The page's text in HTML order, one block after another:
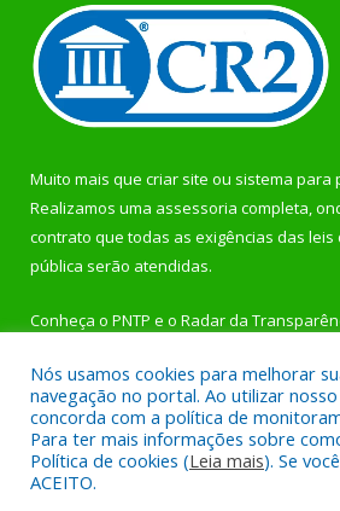
Muito mais que criar site ou sistema para
Realizamos uma assessoria completa,
contrato que todas as exigências das leis
pública serão atendidas.
Conheça o PNTP e o Radar da
Todos os direitos reservados a
Rurópolis.
Nós usamos cookies para melhorar
navegação no portal. Ao utilizar
concorda com a política de
Para ter mais informações sobre
Política de cookies (Leia mais). Se
ACEITO.